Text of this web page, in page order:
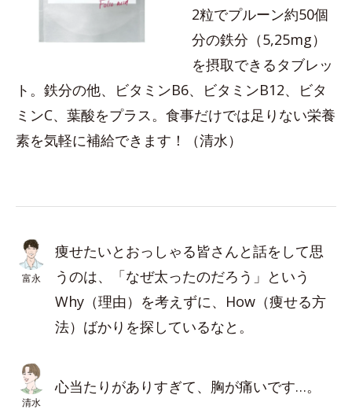
2粒でプルーン約50個
分の鉄分（5,25mg）
を摂取できるタブレッ
ト。鉄分の他、ビタミンB6、ビタミンB12、ビタ
ミンC、葉酸をプラス。食事だけでは足りない栄養
素を気軽に補給できます！（清水）
富永
痩せたいとおっしゃる皆さんと話をして思
うのは、「なぜ太ったのだろう」という
Why（理由）を考えずに、How（痩せる方
法）ばかりを探しているなと。
清水
心当たりがありすぎて、胸が痛いです…。